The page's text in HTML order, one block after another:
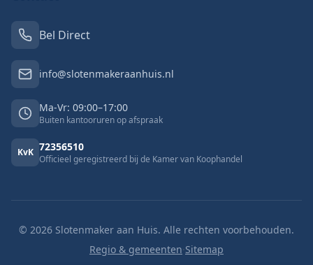
Bel Direct
info@slotenmakeraanhuis.nl
Ma-Vr: 09:00–17:00
Buiten kantooruren op afspraak
KvK 72356510
Officieel geregistreerd bij de Kamer van Koophandel
© 2026 Slotenmaker aan Huis. Alle rechten voorbehouden.
Regio & gemeenten·Sitemap